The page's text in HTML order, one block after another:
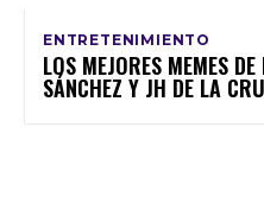
ENTRETENIMIENTO
LOS MEJORES MEMES
SÁNCHEZ Y JH DE LA